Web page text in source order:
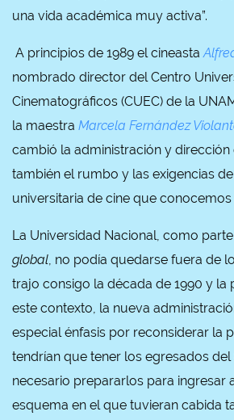
una vida académica muy activa”.
A principios de 1989 el cineasta
nombrado director del Centro
Cinematográficos (CUEC) de la
la maestra Marcela Fernández
cambió la administración y dirección
también el rumbo y las exigencias
universitaria de cine que
La Universidad Nacional, como
global, no podía quedarse fuera de
trajo consigo la década de 1990 y la
este contexto, la nueva
especial énfasis por reconsiderar la
tendrían que tener los egresados del
necesario prepararlos para ingresar
esquema en el que tuvieran cabida